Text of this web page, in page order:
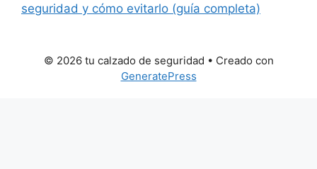
seguridad y cómo evitarlo (guía completa)
© 2026 tu calzado de seguridad • Creado con
GeneratePress